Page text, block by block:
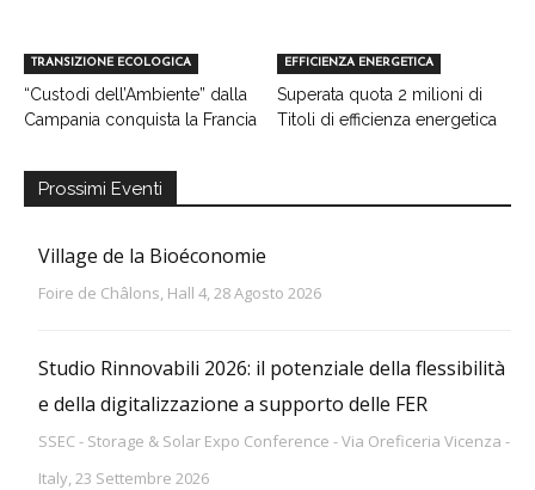
TRANSIZIONE ECOLOGICA
“Custodi dell’Ambiente” dalla
Campania conquista la Francia
EFFICIENZA ENERGETICA
Superata quota 2 milioni di
Titoli di efficienza energetica
Prossimi Eventi
Village de la Bioéconomie
Foire de Châlons, Hall 4, 28 Agosto 2026
Studio Rinnovabili 2026: il potenziale della flessibilità
e della digitalizzazione a supporto delle FER
SSEC - Storage & Solar Expo Conference - Via Oreficeria Vicenza -
Italy, 23 Settembre 2026